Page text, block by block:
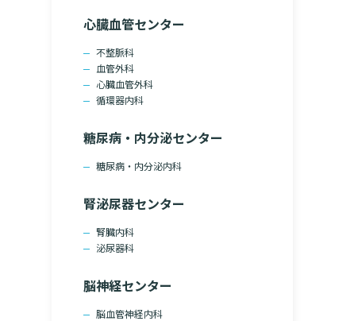
心臓血管センター
不整脈科
血管外科
心臓血管外科
循環器内科
糖尿病・内分泌センター
糖尿病・内分泌内科
腎泌尿器センター
腎臓内科
泌尿器科
脳神経センター
脳血管神経内科